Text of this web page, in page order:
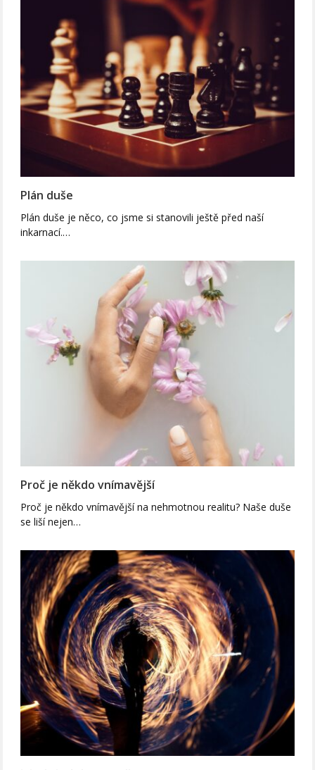
Plán duše
Plán duše je něco, co jsme si stanovili ještě před naší
inkarnací.…
Proč je někdo vnímavější
Proč je někdo vnímavější na nehmotnou realitu? Naše duše
se liší nejen…